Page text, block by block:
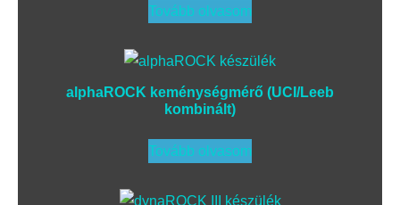
Tovább olvasom
alphaROCK keménységmérő (UCI/Leeb
kombinált)
Tovább olvasom